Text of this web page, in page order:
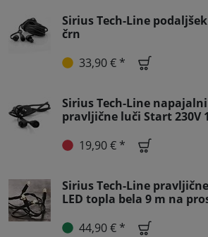
Sirius Tech-Line
črn
33,90 € *
Sirius Tech-Line
pravljične luči Start 230V
19,90 € *
Sirius Tech-Line
LED topla bela 9 m na
44,90 € *